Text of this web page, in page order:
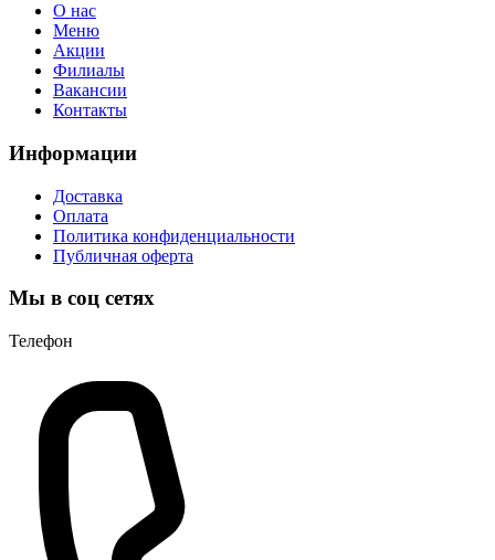
О нас
Меню
Акции
Филиалы
Вакансии
Контакты
Информации
Доставка
Оплата
Политика конфиденциальности
Публичная оферта
Мы в соц сетях
Телефон